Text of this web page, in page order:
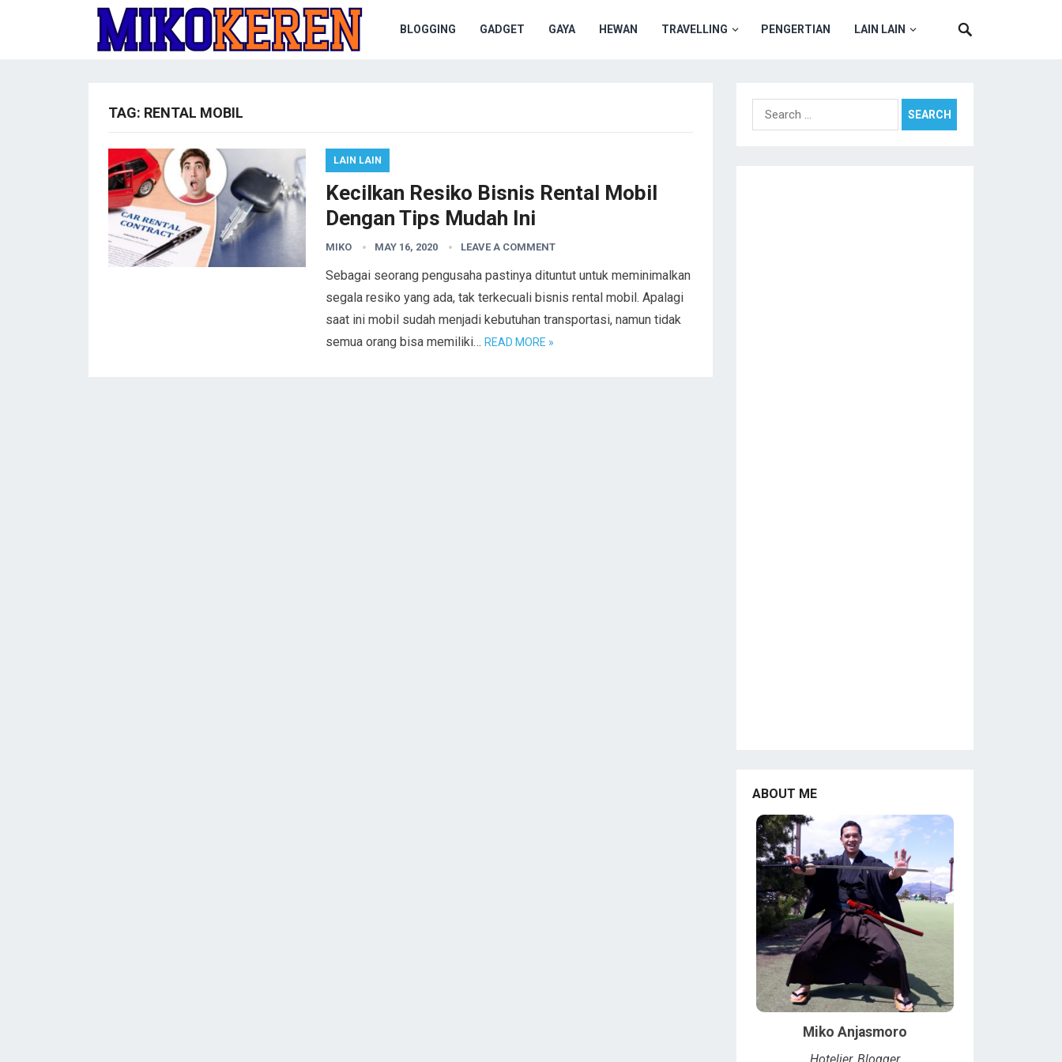
BLOGGING GADGET GAYA HEWAN TRAVELLING PENGERTIAN LAIN LAIN
TAG: RENTAL MOBIL
LAIN LAIN
Kecilkan Resiko Bisnis Rental Mobil
Dengan Tips Mudah Ini
MIKO MAY 16, 2020 LEAVE A COMMENT
Sebagai seorang pengusaha pastinya dituntut untuk meminimalkan
segala resiko yang ada, tak terkecuali bisnis rental mobil. Apalagi
saat ini mobil sudah menjadi kebutuhan transportasi, namun tidak
semua orang bisa memiliki… READ MORE »
Search
for:
ABOUT ME
Miko Anjasmoro